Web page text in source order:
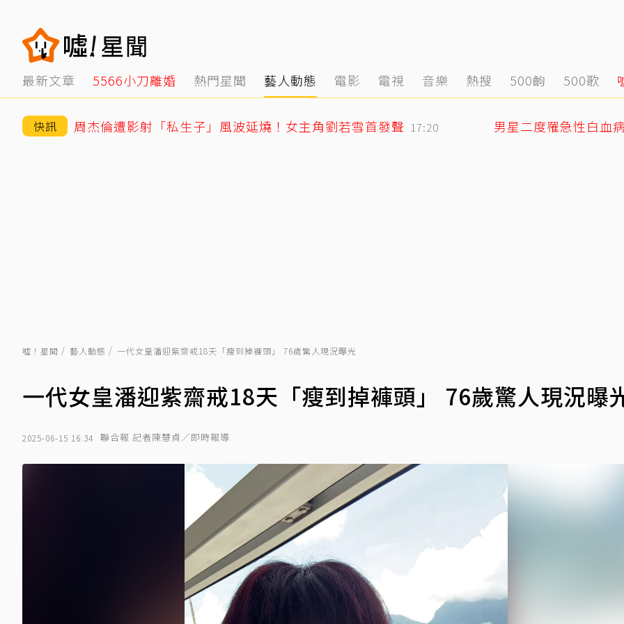
最新文章 5566小刀離婚 熱門星聞 藝人動態 電影 電視 音樂 熱搜 500齣 500歌
快訊 周杰倫遭影射「私生子」風波延燒！女主角劉若雪首發聲 17:20 男星二度罹急性白血
噓！星聞 藝人動態 一代女皇潘迎紫齋戒18天「瘦到掉褲頭」 76歲驚人現況曝光
一代女皇潘迎紫齋戒18天「瘦到掉褲頭」 76歲驚人現況曝
2025-06-15 16:34 聯合報 記者陳慧貞／即時報導